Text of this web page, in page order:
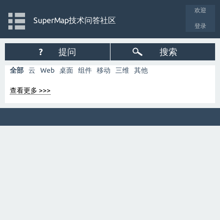
欢迎
登录
SuperMap技术问答社区
? 提问 搜索
全部 云 Web 桌面 组件 移动 三维 其他
查看更多 >>>